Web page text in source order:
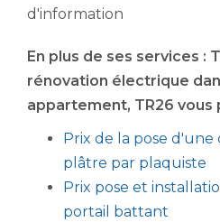
d'information
En plus de ses services :
rénovation électrique
appartement, TR26
Prix de la pose
plâtre par plaquiste
Prix pose et
portail battant